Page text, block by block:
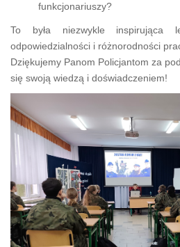
funkcjonariuszy?
To była niezwykle inspirująca
odpowiedzialności i różnorodności
Dziękujemy Panom Policjantom za
się swoją wiedzą i doświadczeniem!